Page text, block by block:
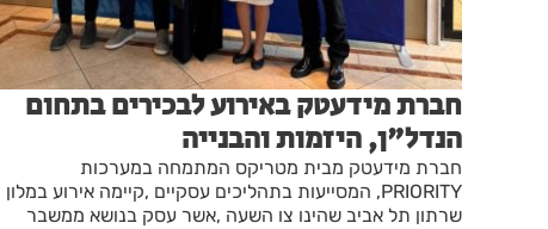
חברת מידעטק באירוע לבכירים בתחום
הנדל"ן, היזמות והבנייה
חברת מידעטק מבית מטריקס המתמחה במערכות
PRIORITY, המסייעות בתהליכים עסקיים ,קיימה אירוע במלון
שרתון תל אביב שהינו צו השעה ,אשר עסק בנושא ממשבר